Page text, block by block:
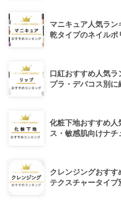
マニキュア人気ラ
乾タイプのネイルポ
口紅おすすめ人気
プラ・デパコス別に
化粧下地おすすめ人
ス・敏感肌向けナチ
クレンジングおす
テクスチャータイプ